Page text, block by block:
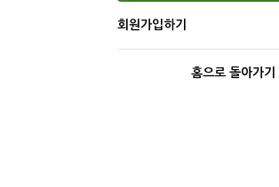
회원가입하기
홈으로 돌아가기